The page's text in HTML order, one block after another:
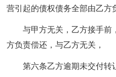
营引起的债权债务全部由乙方
与甲方无关，乙方接手前
方负责偿还，与乙方无关，
第六条乙方逾期未交付转